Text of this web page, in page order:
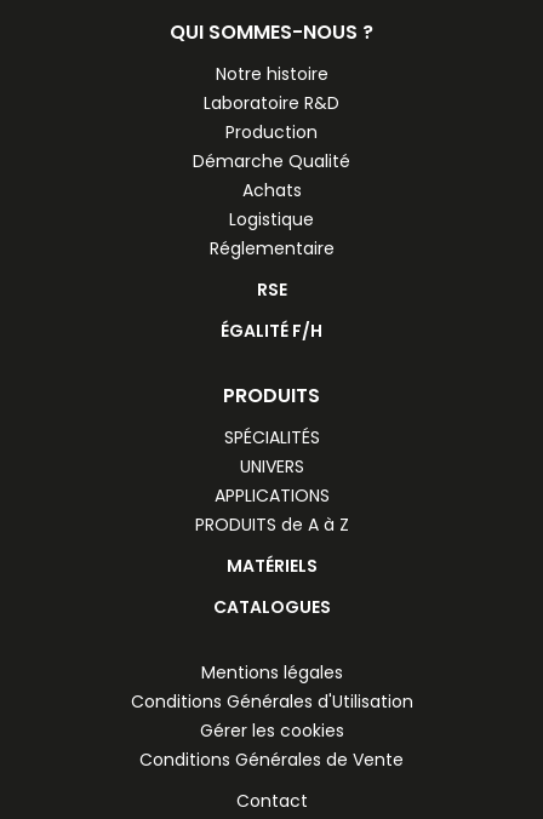
QUI SOMMES-NOUS ?
Notre histoire
Laboratoire R&D
Production
Démarche Qualité
Achats
Logistique
Réglementaire
RSE
ÉGALITÉ F/H
PRODUITS
SPÉCIALITÉS
UNIVERS
APPLICATIONS
PRODUITS de A à Z
MATÉRIELS
CATALOGUES
Mentions légales
Conditions Générales d'Utilisation
Gérer les cookies
Conditions Générales de Vente
Contact